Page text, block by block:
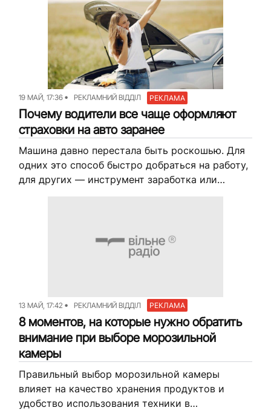
19 МАЙ, 17:36 РЕКЛАМНИЙ ВІДДІЛ РЕКЛАМА
Почему водители все чаще оформляют
страховки на авто заранее
Машина давно перестала быть роскошью. Для
одних это способ быстро добраться на работу,
для других — инструмент заработка или
13 МАЙ, 17:42 РЕКЛАМНИЙ ВІДДІЛ РЕКЛАМА
8 моментов, на которые нужно обратить
внимание при выборе морозильной
камеры
Правильный выбор морозильной камеры
влияет на качество хранения продуктов и
удобство использования техники в